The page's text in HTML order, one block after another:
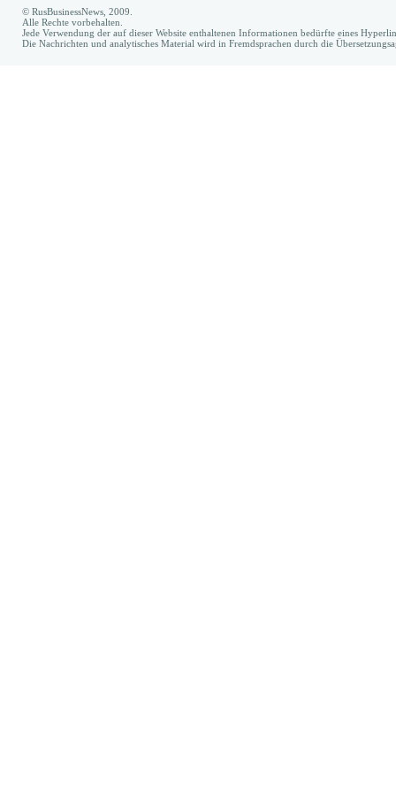
© RusBusinessNews, 2009.
Alle Rechte vorbehalten.
Jede Verwendung der auf dieser Website enthaltenen Informationen bedürfte eines
Die Nachrichten und analytisches Material wird in Fremdsprachen durch die